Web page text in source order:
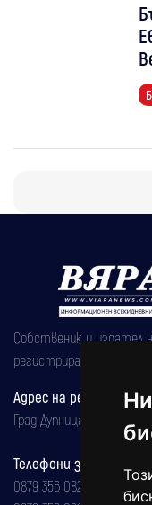
Собственик и издател
регистрирана на
Адрес на редакцията
Град Дупница, ул.''Христо
Телефони за реклама
0879 356 082